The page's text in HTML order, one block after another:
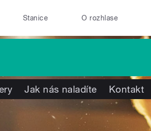
Stanice O rozhlase
Jak nás naladíte Kontakt